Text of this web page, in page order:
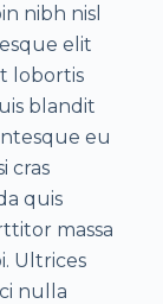
nibh nisl
elit
lobortis
blandit
eu
cras
quis
massa
Ultrices
nulla